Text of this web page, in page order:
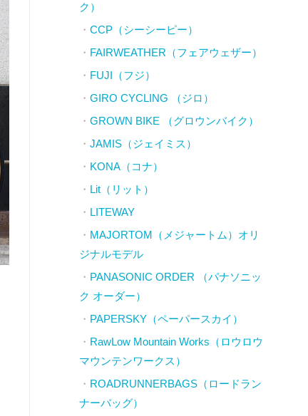
ク）
CCP（シーシーピー）
FAIRWEATHER（フェアウェザー）
FUJI（フジ）
GIRO CYCLING （ジロ）
GROWN BIKE （グロウンバイク）
JAMIS（ジェイミス）
KONA（コナ）
Lit（リット）
LITEWAY
MAJORTOM（メジャートム）オリ
ジナルモデル
PANASONIC ORDER （パナソニッ
ク オーダー）
PAPERSKY（ペーパースカイ）
RawLow Mountain Works（ロウロウ
マウンテンワークス）
ROADRUNNERBAGS（ロードラン
ナーバッグ）